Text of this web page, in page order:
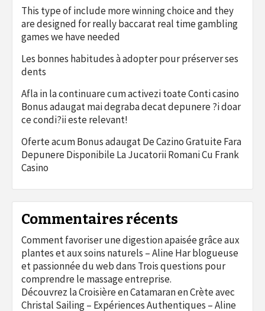
This type of include more winning choice and they
are designed for really baccarat real time gambling
games we have needed
Les bonnes habitudes à adopter pour préserver ses
dents
Afla in la continuare cum activezi toate Conti casino
Bonus adaugat mai degraba decat depunere ?i doar
ce condi?ii este relevant!
Oferte acum Bonus adaugat De Cazino Gratuite Fara
Depunere Disponibile La Jucatorii Romani Cu Frank
Casino
Commentaires récents
Comment favoriser une digestion apaisée grâce aux
plantes et aux soins naturels – Aline Har blogueuse
et passionnée du webdans Trois questions pour
comprendre le massage entreprise.
Découvrez la Croisière en Catamaran en Crète avec
Christal Sailing – Expériences Authentiques – Aline